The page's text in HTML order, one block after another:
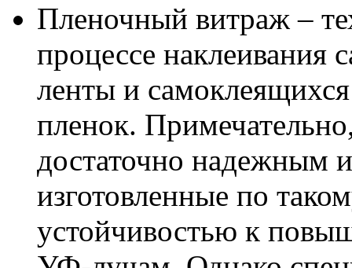
Пленочный витраж –
процессе наклеивания
ленты и
пленок.
достаточно надежным
изготовленные по
устойчивостью к